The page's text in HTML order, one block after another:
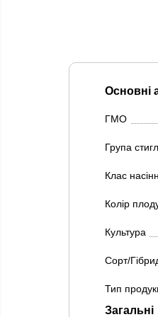
Основні
ГМО
Група
Клас
Колір
Культура
Сорт/
Тип
Загальні